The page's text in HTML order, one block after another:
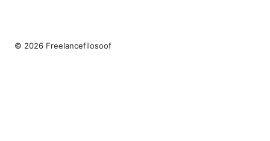
© 2026 Freelancefilosoof